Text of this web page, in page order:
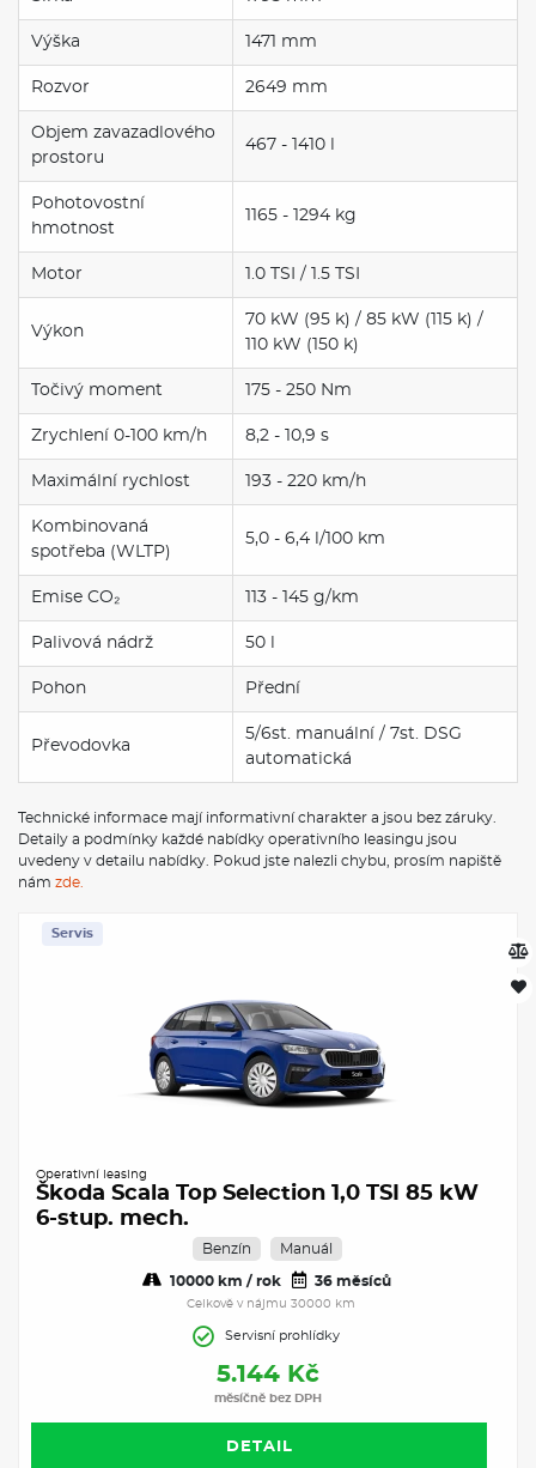
Výška 1471 mm
Rozvor 2649 mm
Objem zavazadlového
prostoru
467 - 1410 l
Pohotovostní
hmotnost
1165 - 1294 kg
Motor 1.0 TSI / 1.5 TSI
Výkon
70 kW (95 k) / 85 kW (115 k) /
110 kW (150 k)
Točivý moment 175 - 250 Nm
Zrychlení 0-100 km/h 8,2 - 10,9 s
Maximální rychlost 193 - 220 km/h
Kombinovaná
spotřeba (WLTP)
5,0 - 6,4 l/100 km
Emise CO₂ 113 - 145 g/km
Palivová nádrž 50 l
Pohon Přední
Převodovka
5/6st. manuální / 7st. DSG
automatická
Technické informace mají informativní charakter a jsou bez záruky.
Detaily a podmínky každé nabídky operativního leasingu jsou
uvedeny v detailu nabídky. Pokud jste nalezli chybu, prosím napiště
nám zde.
Servis
Operativní leasing
Škoda Scala Top Selection 1,0 TSI 85 kW
6-stup. mech.
Benzín Manuál
10000 km / rok 36 měsíců
Celkově v nájmu 30000 km
Servisní prohlídky
5.144 Kč
měsíčně bez DPH
DETAIL